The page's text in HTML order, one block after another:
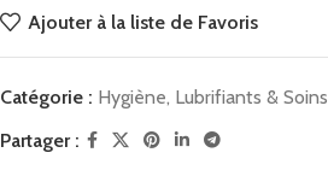
Ajouter à la liste de Favoris
Catégorie : Hygiène, Lubrifiants & Soins
Partager :